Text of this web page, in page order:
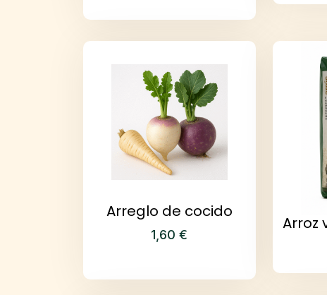
Arreglo de cocido
1,60€
Arroz